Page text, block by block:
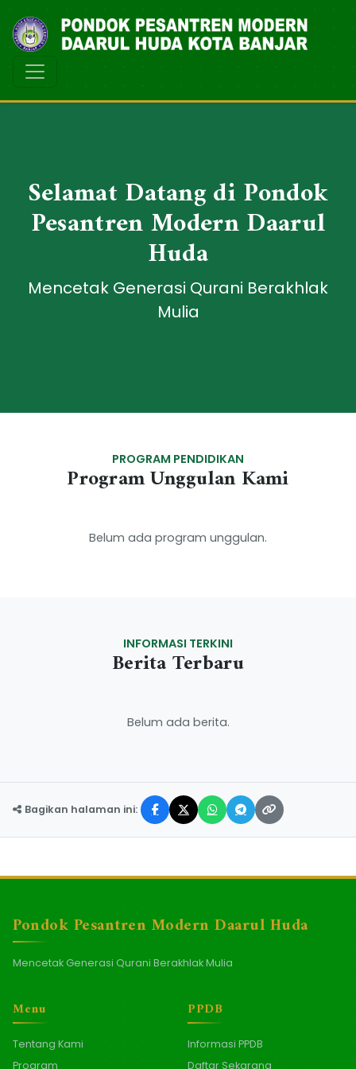
Selamat Datang di Pondok
Pesantren Modern Daarul
Huda
Mencetak Generasi Qurani Berakhlak
Mulia
PROGRAM PENDIDIKAN
Program Unggulan Kami
Belum ada program unggulan.
INFORMASI TERKINI
Berita Terbaru
Belum ada berita.
Bagikan halaman ini:
Pondok Pesantren Modern Daarul Huda
Mencetak Generasi Qurani Berakhlak Mulia
Menu
Tentang Kami
Program
PPDB
Informasi PPDB
Daftar Sekarang